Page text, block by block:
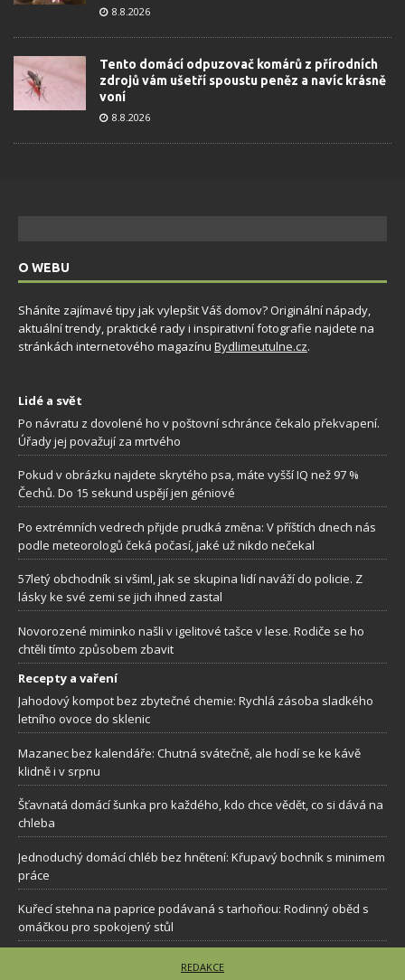
8.8.2026
Tento domácí odpuzovač komárů z přírodních
zdrojů vám ušetří spoustu peněz a navíc krásně
voní
8.8.2026
O WEBU
Sháníte zajímavé tipy jak vylepšit Váš domov? Originální nápady,
aktuální trendy, praktické rady i inspirativní fotografie najdete na
stránkách internetového magazínu Bydlimeutulne.cz.
Lidé a svět
Po návratu z dovolené ho v poštovní schránce čekalo překvapení.
Úřady jej považují za mrtvého
Pokud v obrázku najdete skrytého psa, máte vyšší IQ než 97 %
Čechů. Do 15 sekund uspějí jen géniové
Po extrémních vedrech přijde prudká změna: V příštích dnech nás
podle meteorologů čeká počasí, jaké už nikdo nečekal
57letý obchodník si všiml, jak se skupina lidí naváží do policie. Z
lásky ke své zemi se jich ihned zastal
Novorozené miminko našli v igelitové tašce v lese. Rodiče se ho
chtěli tímto způsobem zbavit
Recepty a vaření
Jahodový kompot bez zbytečné chemie: Rychlá zásoba sladkého
letního ovoce do sklenic
Mazanec bez kalendáře: Chutná svátečně, ale hodí se ke kávě
klidně i v srpnu
Šťavnatá domácí šunka pro každého, kdo chce vědět, co si dává na
chleba
Jednoduchý domácí chléb bez hnětení: Křupavý bochník s minimem
práce
Kuřecí stehna na paprice podávaná s tarhoňou: Rodinný oběd s
omáčkou pro spokojený stůl
REDAKCE